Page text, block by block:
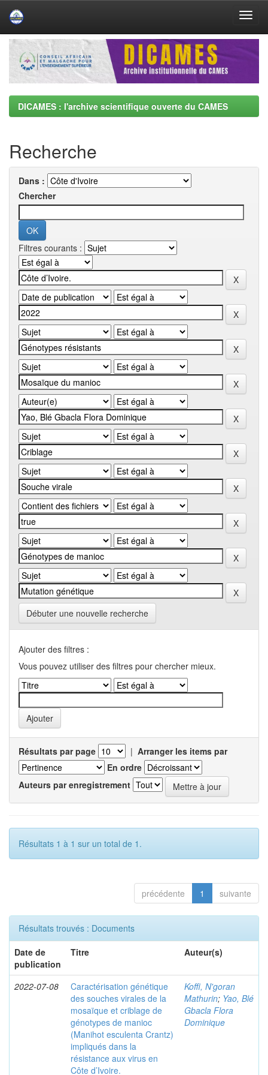
Skip
navigation
DICAMES : l'archive scientifique ouverte du CAMES
Recherche
Dans :
Chercher
Filtres courants :
Débuter une nouvelle recherche
Ajouter des filtres :
Vous pouvez utiliser des filtres pour chercher mieux.
Résultats par page | Arranger les items par
En ordre
Auteurs par enregistrement
Résultats 1 à 1 sur un total de 1.
précédente 1 suivante
Résultats trouvés : Documents
Date de
publication
Titre Auteur(s)
2022-07-08
Caractérisation génétique
des souches virales de la
mosaïque et criblage de
génotypes de manioc
(Manihot esculenta Crantz)
impliqués dans la
résistance aux virus en
Côte d’Ivoire.
Koffi, N'goran
Mathurin; Yao, Blé
Gbacla Flora
Dominique